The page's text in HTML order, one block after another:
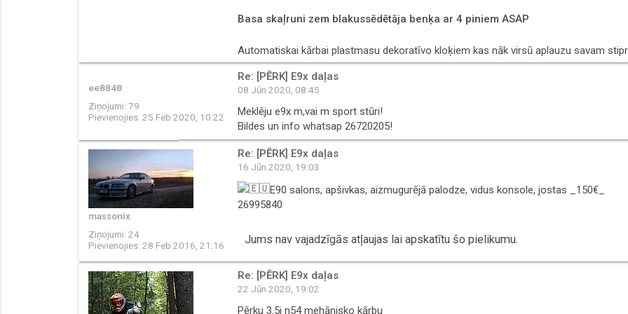
Basa skaļruni zem blakussēdētāja benķa ar 4 piniem ASAP
Automatiskai kārbai plastmasu dekoratīvo kloķiem kas nāk virsū aplauzu savam
ee8848
Ziņojumi: 79
Pievienojies: 25 Feb 2020, 10:22
Re: [PĒRK] E9x daļas
08 Jūn 2020, 08:45
Meklēju e9x m,vai m sport stūri!
Bildes un info whatsap 26720205!
massonix
Ziņojumi: 24
Pievienojies: 28 Feb 2016, 21:16
Re: [PĒRK] E9x daļas
16 Jūn 2020, 19:03
E90 salons, apšivkas, aizmugurējā palodze, vidus konsole, jostas _150€_
26995840
Jums nav vajadzīgās atļaujas lai apskatītu šo pielikumu.
Re: [PĒRK] E9x daļas
22 Jūn 2020, 19:02
Pērku 3.5i n54 mehānisko kārbu